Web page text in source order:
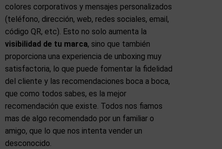
colores corporativos y mensajes personalizados
(teléfono, dirección, web, redes sociales, email,
código QR, etc). Esto no solo aumenta la
visibilidad de tu marca, sino que también
proporciona una experiencia de unboxing muy
satisfactoria, lo que puede fomentar la fidelidad
del cliente y las recomendaciones boca a boca,
que como todos sabes, es la mejor
recomendación que existe. Todos nos fiamos
mas de algo recomendado por un familiar o
amigo, que lo que nos intenta vender un
desconocido.